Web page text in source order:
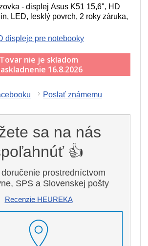
- displej Asus K51 15,6", HD
LED, lesklý povrch, 2 roky záruka,
displeje pre notebooky
Tovar nie je skladom
16.8.2026
Poslať známemu
sa na nás
👍
prostredníctvom
SPS a Slovenskej pošty
Recenzie HEUREKA